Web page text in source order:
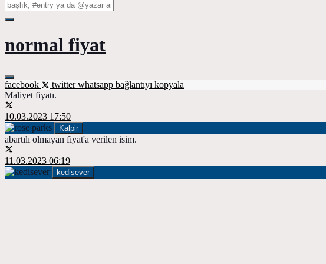
normal fiyat
facebook twitterwhatsapp bağlantıyı kopyala
Maliyet fiyatı.
10.03.2023 17:50
Kalpir
abartılı olmayan fiyat'a verilen isim.
11.03.2023 06:19
kedisever